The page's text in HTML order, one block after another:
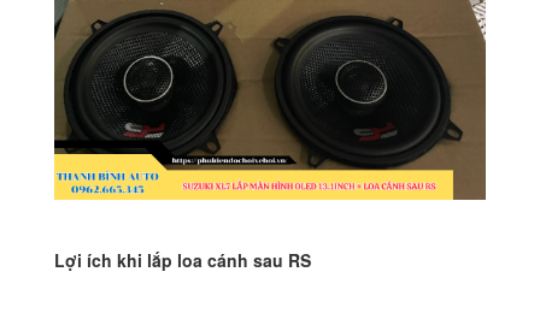
Lợi ích khi lắp loa cánh sau RS